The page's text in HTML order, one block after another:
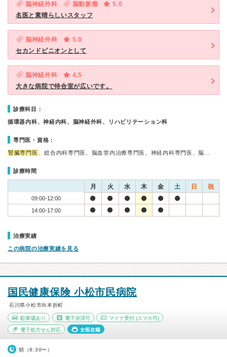
脳神経外科 脳動脈瘤
5.0
名医と素晴らしいスタッフ
脳神経外科
5.0
セカンドピニオンとして
脳神経外科
4.5
大きな病院で待合室が広いです。
診療科目：
循環器内科、神経内科、脳神経外科、リハビリテーション科
専門医・資格：
腎臓専門医 、総合内科専門医、脳血管内治療専門医、神経内科専門医、脳…
診療時間
月 火 水 木 金 土 日 祝
09:00-12:00
14:00-17:00
治療実績
この病院の治療実績を見る
国民健康保険 小松市民病院
石川県小松市向本折町
駐車場あり 電子決済可 マイナ受付 (スマホ可)
電子処方せん対応 女医在籍
朝（8:30〜）